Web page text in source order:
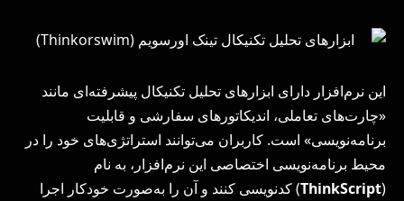
این نرم‌افزار دارای ابزارهای تحلیل تکنیکال پیشرفته‌ای مانند
«چارت‌های تعاملی، اندیکاتورهای سفارشی و قابلیت
برنامه‌نویسی» است. کاربران می‌توانند استراتژی‌های خود را در
محیط برنامه‌نویسی اختصاصی این نرم‌افزار، به نام
(
ThinkScript) کدنویسی کنند و آن را به‌صورت خودکار اجرا